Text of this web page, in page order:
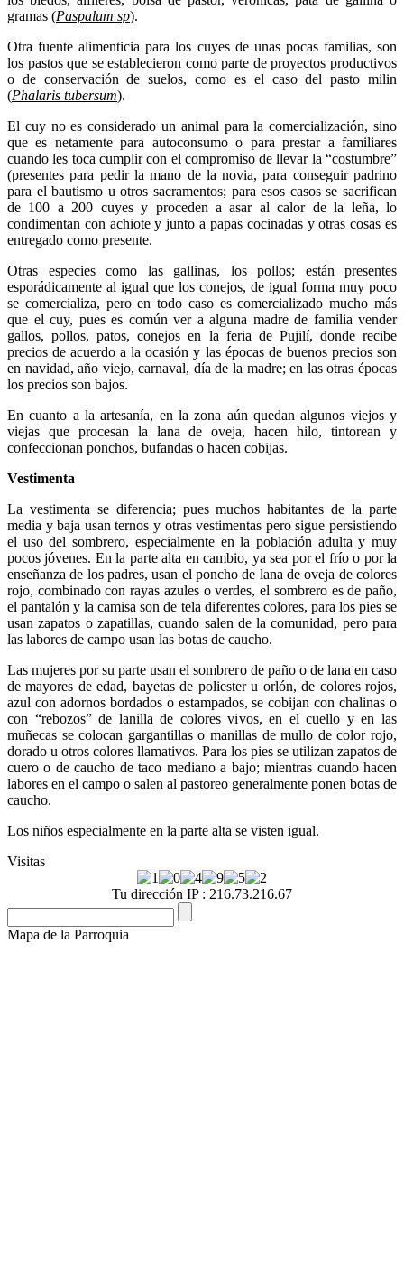
gramas (Paspalum sp).
Otra fuente alimenticia para los cuyes de unas pocas familias, son
los pastos que se establecieron como parte de proyectos productivos
o de conservación de suelos, como es el caso del pasto milin
(Phalaris tubersum).
El cuy no es considerado un animal para la comercialización, sino
que es netamente para autoconsumo o para prestar a familiares
cuando les toca cumplir con el compromiso de llevar la “costumbre”
(presentes para pedir la mano de la novia, para conseguir padrino
para el bautismo u otros sacramentos; para esos casos se sacrifican
de 100 a 200 cuyes y proceden a asar al calor de la leña, lo
condimentan con achiote y junto a papas cocinadas y otras cosas es
entregado como presente.
Otras especies como las gallinas, los pollos; están presentes
esporádicamente al igual que los conejos, de igual forma muy poco
se comercializa, pero en todo caso es comercializado mucho más
que el cuy, pues es común ver a alguna madre de familia vender
gallos, pollos, patos, conejos en la feria de Pujilí, donde recibe
precios de acuerdo a la ocasión y las épocas de buenos precios son
en navidad, año viejo, carnaval, día de la madre; en las otras épocas
los precios son bajos.
En cuanto a la artesanía, en la zona aún quedan algunos viejos y
viejas que procesan la lana de oveja, hacen hilo, tintorean y
confeccionan ponchos, bufandas o hacen cobijas.
Vestimenta
La vestimenta se diferencia; pues muchos habitantes de la parte
media y baja usan ternos y otras vestimentas pero sigue persistiendo
el uso del sombrero, especialmente en la población adulta y muy
pocos jóvenes. En la parte alta en cambio, ya sea por el frío o por la
enseñanza de los padres, usan el poncho de lana de oveja de colores
rojo, combinado con rayas azules o verdes, el sombrero es de paño,
el pantalón y la camisa son de tela diferentes colores, para los pies se
usan zapatos o zapatillas, cuando salen de la comunidad, pero para
las labores de campo usan las botas de caucho.
Las mujeres por su parte usan el sombrero de paño o de lana en caso
de mayores de edad, bayetas de poliester u orlón, de colores rojos,
azul con adornos bordados o estampados, se cobijan con chalinas o
con “rebozos” de lanilla de colores vivos, en el cuello y en las
muñecas se colocan gargantillas o manillas de mullo de color rojo,
dorado u otros colores llamativos. Para los pies se utilizan zapatos de
cuero o de caucho de taco mediano a bajo; mientras cuando hacen
labores en el campo o salen al pastoreo generalmente ponen botas de
caucho.
Los niños especialmente en la parte alta se visten igual.
Visitas
Tu dirección IP : 216.73.216.67
Mapa de la Parroquia